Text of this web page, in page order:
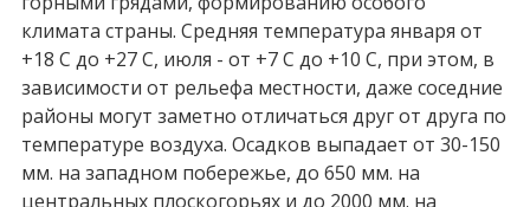
климата страны. Средняя температура января от
+18 С до +27 С, июля - от +7 С до +10 С, при этом, в
зависимости от рельефа местности, даже соседние
районы могут заметно отличаться друг от друга по
температуре воздуха. Осадков выпадает от 30-150
мм. на западном побережье, до 650 мм. на
центральных плоскогорьях и до 2000 мм. на